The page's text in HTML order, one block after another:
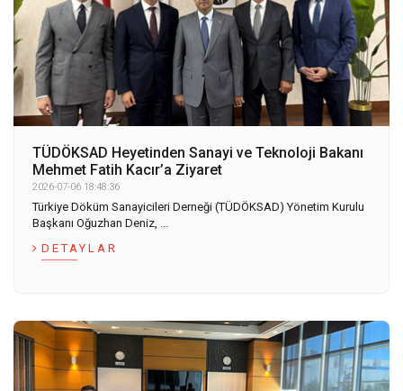
TÜDÖKSAD Heyetinden Sanayi ve Teknoloji Bakanı
Mehmet Fatih Kacır’a Ziyaret
2026-07-06 18:48:36
Türkiye Döküm Sanayicileri Derneği (TÜDÖKSAD) Yönetim Kurulu
Başkanı Oğuzhan Deniz, ...
DETAYLAR